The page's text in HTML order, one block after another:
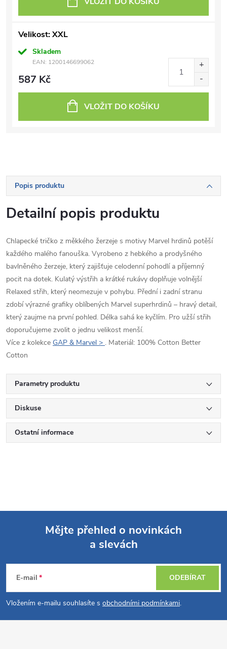
Velikost: XXL
Skladem
EAN: 1200146699062
587 Kč
VLOŽIT DO KOŠÍKU
Popis produktu
Detailní popis produktu
Chlapecké tričko z měkkého žerzeje s motivy Marvel hrdinů potěší
každého malého fanouška. Vyrobeno z hebkého a prodyšného
bavlněného žerzeje, který zajišťuje celodenní pohodlí a příjemný
pocit na dotek. Kulatý výstřih a krátké rukávy doplňuje volnější
Relaxed střih, který neomezuje v pohybu. Přední i zadní stranu
zdobí výrazné grafiky oblíbených Marvel superhrdinů – hravý detail,
který zaujme na první pohled. Délka sahá ke kyčlím. Pro užší střih
doporučujeme zvolit o jednu velikost menší.
Více z kolekce GAP & Marvel > . Materiál: 100% Cotton Better
Cotton
Parametry produktu
Diskuse
Ostatní informace
p
a
Mějte přehled o novinkách
a slevách
E-mail
Vložením e-mailu souhlasíte s obchodními podmínkami.
ODEBÍRAT